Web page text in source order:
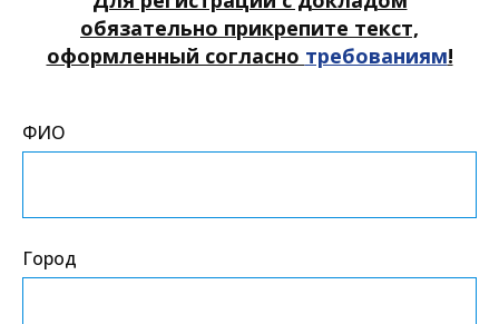
обязательно прикрепите текст,
оформленный согласно требованиям!
ФИО
Город